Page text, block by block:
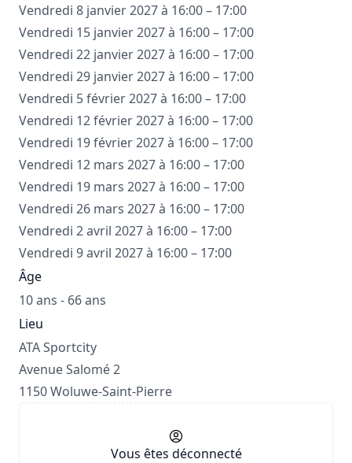
Vendredi 8 janvier 2027 à 16:00 – 17:00
Vendredi 15 janvier 2027 à 16:00 – 17:00
Vendredi 22 janvier 2027 à 16:00 – 17:00
Vendredi 29 janvier 2027 à 16:00 – 17:00
Vendredi 5 février 2027 à 16:00 – 17:00
Vendredi 12 février 2027 à 16:00 – 17:00
Vendredi 19 février 2027 à 16:00 – 17:00
Vendredi 12 mars 2027 à 16:00 – 17:00
Vendredi 19 mars 2027 à 16:00 – 17:00
Vendredi 26 mars 2027 à 16:00 – 17:00
Vendredi 2 avril 2027 à 16:00 – 17:00
Vendredi 9 avril 2027 à 16:00 – 17:00
Âge
10 ans - 66 ans
Lieu
ATA Sportcity
Avenue Salomé 2
1150 Woluwe-Saint-Pierre
Vous êtes déconnecté